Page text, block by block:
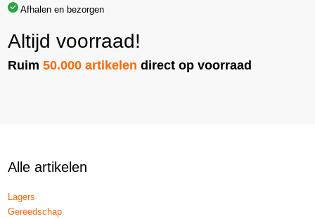
Afhalen en bezorgen
Altijd voorraad!
Ruim50.000 artikelen direct op voorraad
Alle artikelen
Lagers
Gereedschap